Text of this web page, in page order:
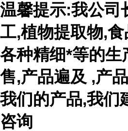
温馨提示:我公司
工,植物提取物,
各种精细*等的生
售,产品遍及 ,产
我们的产品,我们
咨询